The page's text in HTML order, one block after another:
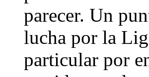
parecer. Un
lucha por la
particular por